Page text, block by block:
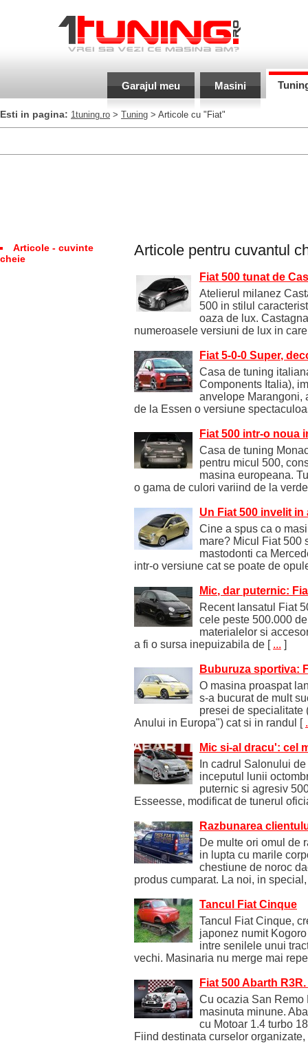
Garajul meu Masini
Esti in pagina: 1tuning.ro > Tuning > Articole cu "Fiat"
Articole - cuvinte
cheie
Articole pentru cuvantul
Fiat 500 tunat de
Atelierul milanez
500 in stilul
oaza de lux.
numeroasele versiuni de lux in
Fiat 5-0-0 Super,
Casa de tuning
Components Italia),
anvelope Marangoni,
de la Essen o versiune
Fiat 500 intr-o noua
Casa de tuning
pentru micul 500,
masina europeana.
o gama de culori variind de la verde
Un Fiat 500 invelit in
Cine a spus ca o
mare? Micul Fiat 500
mastodonti ca
intr-o versiune cat se poate de
Mic, dar puternic:
Recent lansatul Fiat
cele peste 500.000
materialelor si
a fi o sursa inepuizabila de [ ... ]
Buburuza sportiva:
O masina proaspat
s-a bucurat de mult
presei de specialitate
Anului in Europa") cat si in randul
[
Mic si-al dracu': cel
In cadrul Salonului
inceputul lunii
puternic si agresiv
Esseesse, modificat de tunerul
Razbunarea
De multe ori omul de
in lupta cu marile
chestiune de noroc
produs cumparat. La noi, in
Tancul Fiat Cinque
Tancul Fiat Cinque,
japonez numit
intre senilele unui
vechi. Masinaria nu merge mai
Fiat 500 Abarth
Cu ocazia San Remo
masinuta minune.
cu Motoar 1.4 turbo
Fiind destinata curselor